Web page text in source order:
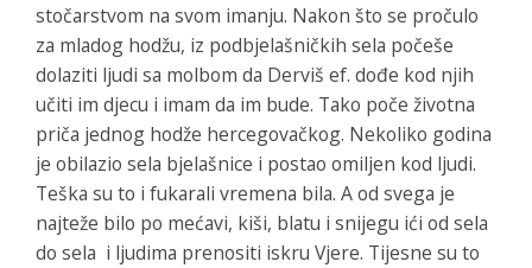
stočarstvom na svom imanju. Nakon što se pročulo
za mladog hodžu, iz podbjelašničkih sela počeše
dolaziti ljudi sa molbom da Derviš ef. dođe kod njih
učiti im djecu i imam da im bude. Tako poče životna
priča jednog hodže hercegovačkog. Nekoliko godina
je obilazio sela bjelašnice i postao omiljen kod ljudi.
Teška su to i fukarali vremena bila. A od svega je
najteže bilo po mećavi, kiši, blatu i snijegu ići od sela
do sela i ljudima prenositi iskru Vjere. Tijesne su to